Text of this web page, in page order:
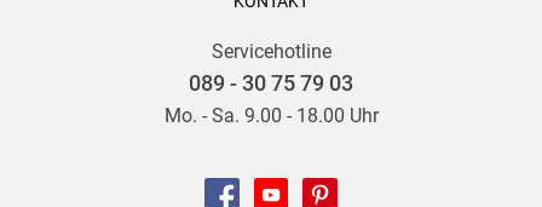
Servicehotline
089 - 30 75 79 03
Mo. - Sa. 9.00 - 18.00 Uhr